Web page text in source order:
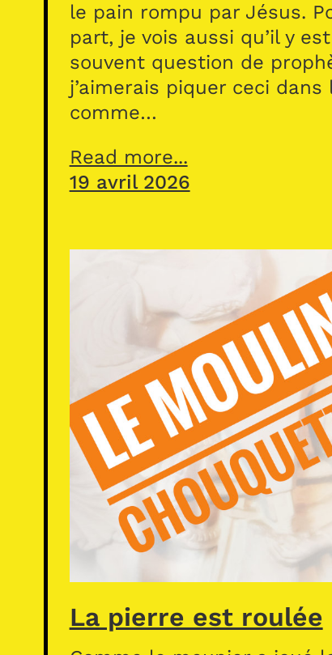
le pain rompu par Jésus.
part, je vois aussi qu’il y est
souvent question de
j’aimerais piquer ceci
comme…
Read more...
19 avril 2026
La pierre est roulée